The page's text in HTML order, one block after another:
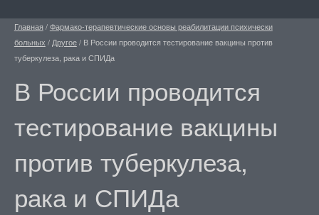
Главная /Фармако-терапевтические основы реабилитации психически
больных / Другое/ В России проводится тестирование вакцины против
туберкулеза, рака и СПИДа
В России проводится
тестирование вакцины
против туберкулеза,
рака и СПИДа